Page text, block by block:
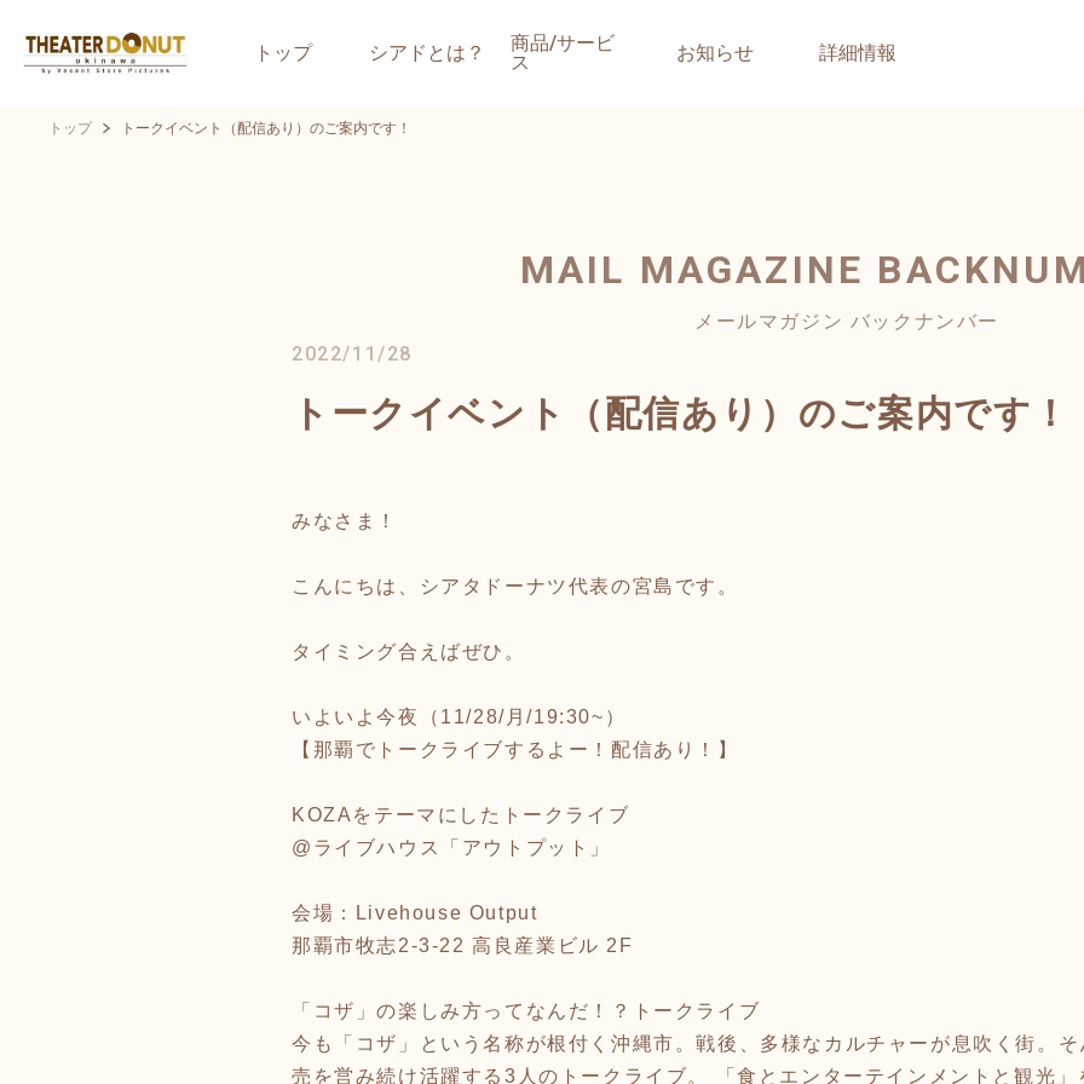
トップ シアドとは？
商品/サービ
ス
お知らせ 詳細情報
トップ トークイベント（配信あり）のご案内です！
MAIL MAGAZINE
メールマガジン バックナンバー
2022/11/28
トークイベント（配信あり）のご案内です！
みなさま！
こんにちは、シアタドーナツ代表の宮島です。
タイミング合えばぜひ。
いよいよ今夜（11/28/月/19:30~）
【那覇でトークライブするよー！配信あり！】
KOZAをテーマにしたトークライブ
@ライブハウス「アウトプット」
会場：Livehouse Output
那覇市牧志2-3-22 高良産業ビル 2F
「コザ」の楽しみ方ってなんだ！？トークライブ
今も「コザ」という名称が根付く沖縄市。戦後、多様なカルチャーが息吹く街。
売を営み続け活躍する3人のトークライブ。 「食とエンターテインメントと観光